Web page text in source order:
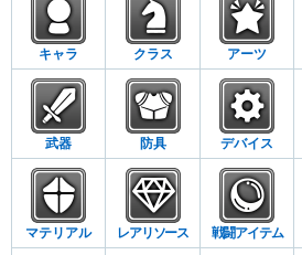
キャラ クラス アーツ
武器 防具 デバイス
マテリアル レアリソース 戦闘アイテム